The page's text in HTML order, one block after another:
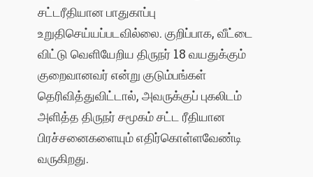
சட்டரீதியான பாதுகாப்பு
உறுதிசெய்யப்படவில்லை. குறிப்பாக, வீட்டை
விட்டு வெளியேறிய திருநர் 18 வயதுக்கும்
குறைவானவர் என்று குடும்பங்கள்
தெரிவித்துவிட்டால், அவருக்குப் புகலிடம்
அளித்த திருநர் சமூகம் சட்ட ரீதியான
பிரச்சனைகளையும் எதிர்கொள்ளவேண்டி
வருகிறது.